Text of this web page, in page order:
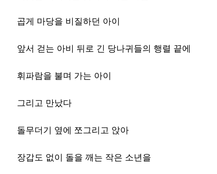
곱게 마당을 비질하던 아이
앞서 걷는 아비 뒤로 긴 당나귀들의 행렬 끝에
휘파람을 불며 가는 아이
그리고 만났다
돌무더기 옆에 쪼그리고 앉아
장갑도 없이 돌을 깨는 작은 소년을